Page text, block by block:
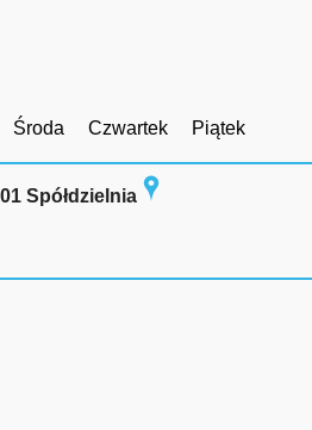
Środa Czwartek Piątek
Spółdzielnia